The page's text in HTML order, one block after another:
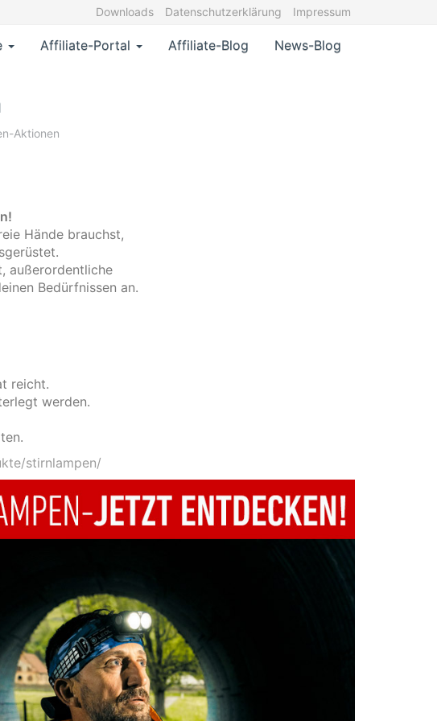
Downloads Datenschutzerklärung Impressum
Affiliate-Portal Affiliate-Blog News-Blog
Aktionen
Hände brauchst,
außerordentliche
Bedürfnissen an.
reicht.
werden.
stirnlampen/